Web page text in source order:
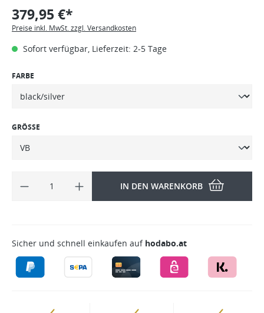
379,95 €*
Preise inkl. MwSt. zzgl. Versandkosten
Sofort verfügbar, Lieferzeit: 2-5 Tage
FARBE
GRÖSSE
IN DEN WARENKORB
Sicher und schnell einkaufen auf hodabo.at